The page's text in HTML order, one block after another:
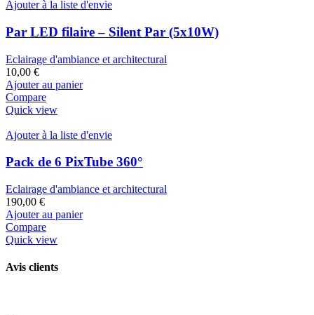
Ajouter à la liste d'envie
Par LED filaire – Silent Par (5x10W)
Eclairage d'ambiance et architectural
10,00 €
Ajouter au panier
Compare
Quick view
Ajouter à la liste d'envie
Pack de 6 PixTube 360°
Eclairage d'ambiance et architectural
190,00 €
Ajouter au panier
Compare
Quick view
Avis clients